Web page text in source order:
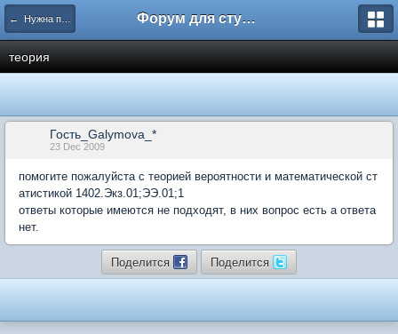
← Нужна помощь Форум для студента СГА
теория
Гость_Galymova_*
23 Dec 2009
помогите пожалуйста с теорией вероятности и математической ст
атистикой 1402.Экз.01;ЭЭ.01;1
ответы которые имеются не подходят, в них вопрос есть а ответа
нет.
Поделится Поделится